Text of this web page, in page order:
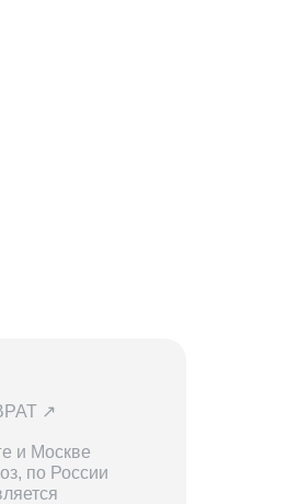
и Москве
по России
↗